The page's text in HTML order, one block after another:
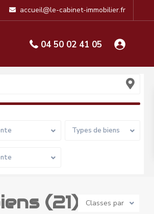
accueil@le-cabinet-immobilier.fr
04 50 02 41 05
Types de biens
Classes par
(21)